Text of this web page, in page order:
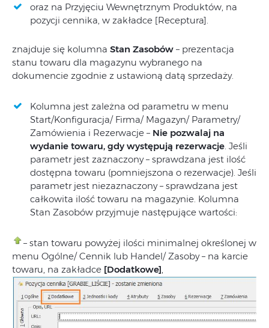
oraz na Przyjęciu Wewnętrznym Produktów, na
pozycji cennika, w zakładce [Receptura].
znajduje się kolumna Stan Zasobów – prezentacja
stanu towaru dla magazynu wybranego na
dokumencie zgodnie z ustawioną datą sprzedaży.
Kolumna jest zależna od parametru w menu
Start/Konfiguracja/ Firma/ Magazyn/ Parametry/
Zamówienia i Rezerwacje – Nie pozwalaj na
wydanie towaru, gdy występują rezerwacje. Jeśli
parametr jest zaznaczony – sprawdzana jest ilość
dostępna towaru (pomniejszona o rezerwacje). Jeśli
parametr jest niezaznaczony – sprawdzana jest
całkowita ilość towaru na magazynie. Kolumna
Stan Zasobów przyjmuje następujące wartości:
– stan towaru powyżej ilości minimalnej określonej w
menu Ogólne/ Cennik lub Handel/ Zasoby – na karcie
towaru, na zakładce [Dodatkowe]